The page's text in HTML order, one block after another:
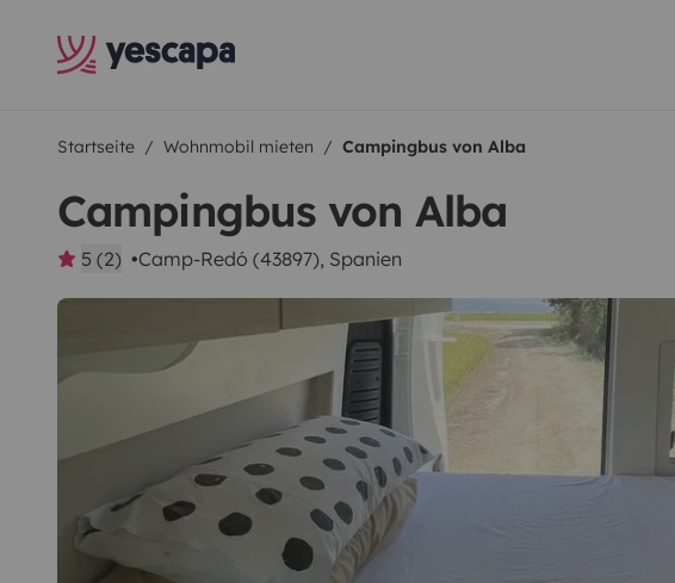
Startseite Wohnmobil mieten Campingbus von Alba
Campingbus von Alba
5 (2) Camp-Redó (43897), Spanien